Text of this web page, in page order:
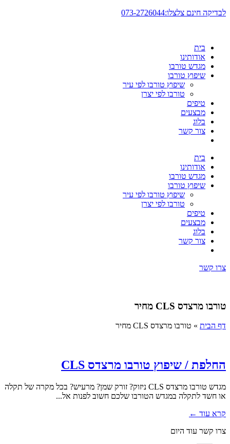
דלג
לבדיקה חינם צלצלו:073-2726044
בית
אודותינו
מגדש טורבו
שיפוץ טורבו
שיפוץ טורבו לפי עיר
טורבו לפי יצרן
טיפים
מבצעים
בלוג
צור קשר
בית
אודותינו
מגדש טורבו
שיפוץ טורבו
שיפוץ טורבו לפי עיר
טורבו לפי יצרן
טיפים
מבצעים
בלוג
צור קשר
צרו קשר
טורבו מרצדס CLS מחיר
דף הבית » טורבו מרצדס CLS מחיר
החלפת / שיפוץ טורבו מרצדס CLS
מגדש טורבו מרצדס CLS ניזוק? זורק שמן? מרעיש? בכל מקרה של תקלה
או חשד לתקלה במגדש הטורבו שלכם חשוב לפנות אל...
קרא עוד ←
צרו קשר עוד היום